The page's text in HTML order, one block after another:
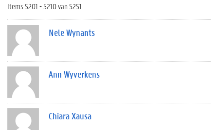
Items 5201 - 5210 van 5251
Nele Wynants
Ann Wyverkens
Chiara Xausa